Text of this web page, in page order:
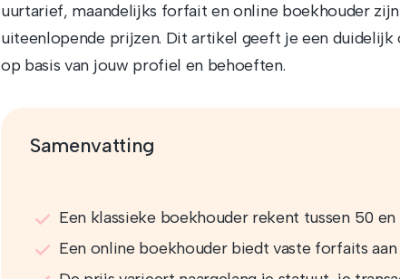
uurtarief, maandelijks forfait en online boekhouder
uiteenlopende prijzen. Dit artikel geeft je een duidelijk
op basis van jouw profiel en behoeften.
Samenvatting
Een klassieke boekhouder rekent tussen 50
Een online boekhouder biedt vaste forfaits